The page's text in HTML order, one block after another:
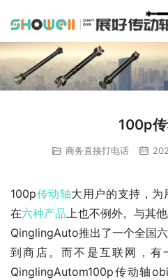
100p
商务直接打电话
100p传动轴大用户的支持，为
在六种产品上也不例外。与其
QinglingAuto推出了一个全国
到商店。而不是互联网，有
QinglingAutom100p传动轴